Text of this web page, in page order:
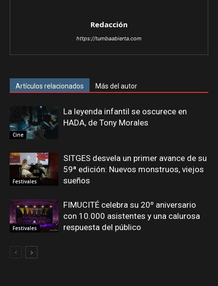
Redacción
https://tumbaabierta.com
Artículos relacionados Más del autor
Cine
La leyenda infantil se oscurece en
HADA, de Tony Morales
Festivales
SITGES desvela un primer avance de su
59ª edición: Nuevos monstruos, viejos
sueños
Festivales
FIMUCITÉ celebra su 20º aniversario
con 10.000 asistentes y una calurosa
respuesta del público